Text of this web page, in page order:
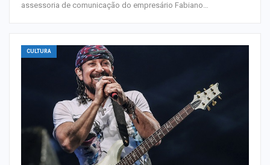
assessoria de comunicação do empresário Fabiano…
CULTURA